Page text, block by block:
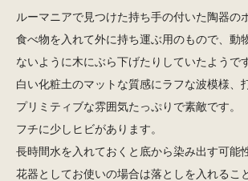
ルーマニアで見つけた持ち手の付いた陶器の
食べ物を入れて外に持ち運ぶ用のもので、動
ないように木にぶら下げたりしていたようで
白い化粧土のマットな質感にラフな波模様、
プリミティブな雰囲気たっぷりで素敵です。
フチに少しヒビがあります。
長時間水を入れておくと底から染み出す可能
花器としてお使いの場合は落としを入れるこ